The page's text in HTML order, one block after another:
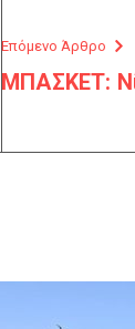
Επόμενο Άρθρο
ΜΠΑΣΚΕΤ: